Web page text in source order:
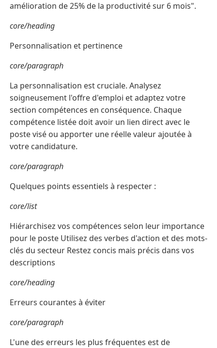
amélioration de 25% de la productivité sur 6 mois".
core/heading
Personnalisation et pertinence
core/paragraph
La personnalisation est cruciale. Analysez
soigneusement l'offre d'emploi et adaptez votre
section compétences en conséquence. Chaque
compétence listée doit avoir un lien direct avec le
poste visé ou apporter une réelle valeur ajoutée à
votre candidature.
core/paragraph
Quelques points essentiels à respecter :
core/list
Hiérarchisez vos compétences selon leur importance
pour le poste Utilisez des verbes d'action et des mots-
clés du secteur Restez concis mais précis dans vos
descriptions
core/heading
Erreurs courantes à éviter
core/paragraph
L'une des erreurs les plus fréquentes est de